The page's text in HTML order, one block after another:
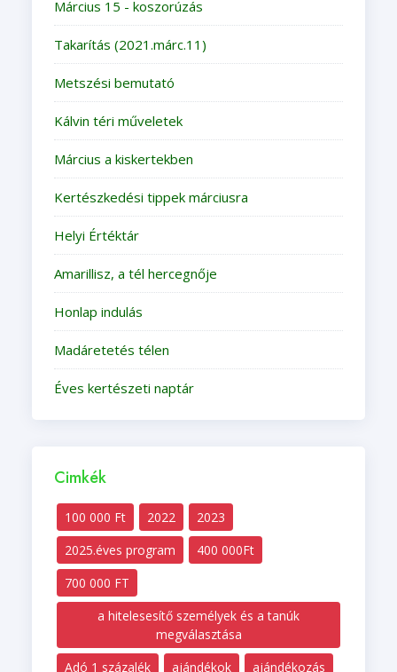
Március 15 - koszorúzás
Takarítás (2021.márc.11)
Metszési bemutató
Kálvin téri műveletek
Március a kiskertekben
Kertészkedési tippek márciusra
Helyi Értéktár
Amarillisz, a tél hercegnője
Honlap indulás
Madáretetés télen
Éves kertészeti naptár
Cimkék
100 000 Ft 2022
2023
2025.éves program
400 000Ft
700 000 FT
a hitelesesítő személyek és a tanúk
megválasztása
Adó 1 százalék
ajándékok ajándékozás